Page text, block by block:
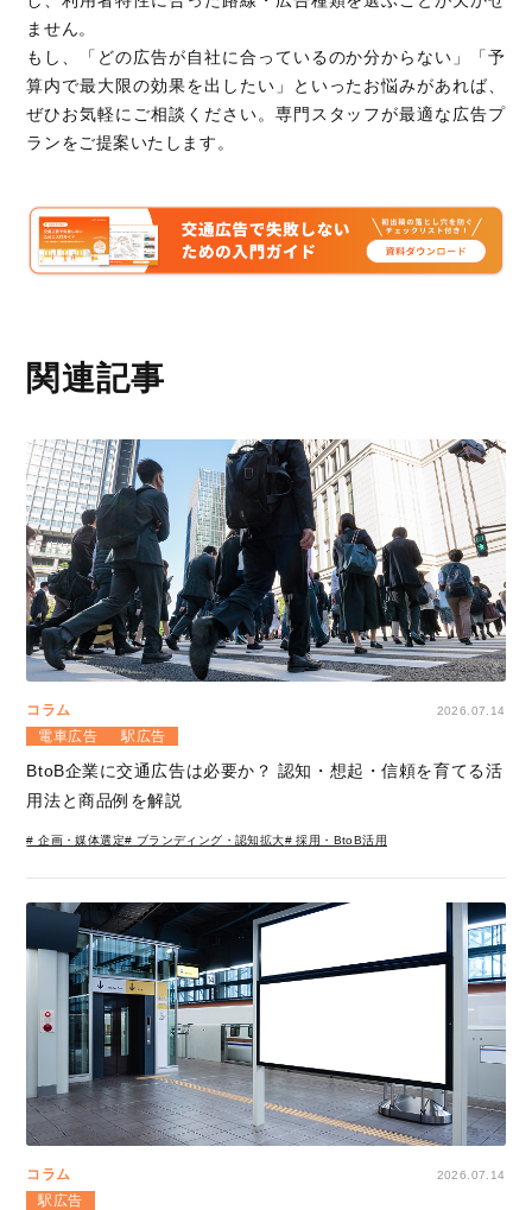
ません。
もし、「どの広告が自社に合っているのか分からない」「予
算内で最大限の効果を出したい」といったお悩みがあれば、
ぜひお気軽にご相談ください。専門スタッフが最適な広告プ
ランをご提案いたします。
関連記事
コラム 2026.07.14
電車広告 駅広告
BtoB企業に交通広告は必要か？ 認知・想起・信頼を育てる活
用法と商品例を解説
# 企画・媒体選定# ブランディング・認知拡大# 採用・BtoB活用
コラム 2026.07.14
駅広告